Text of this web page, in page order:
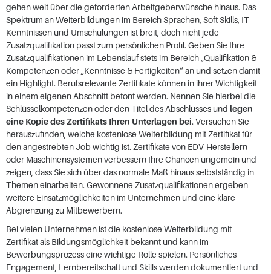
gehen weit über die geforderten Arbeitgeberwünsche hinaus. Das
Spektrum an Weiterbildungen im Bereich Sprachen, Soft Skills, IT-
Kenntnissen und Umschulungen ist breit, doch nicht jede
Zusatzqualifikation passt zum persönlichen Profil. Geben Sie Ihre
Zusatzqualifikationen im Lebenslauf stets im Bereich „Qualifikation &
Kompetenzen oder „Kenntnisse & Fertigkeiten“ an und setzen damit
ein Highlight. Berufsrelevante Zertifikate können in ihrer Wichtigkeit
in einem eigenen Abschnitt betont werden. Nennen Sie hierbei die
Schlüsselkompetenzen oder den Titel des Abschlusses und legen
eine Kopie des Zertifikats Ihren Unterlagen bei. Versuchen Sie
herauszufinden, welche kostenlose Weiterbildung mit Zertifikat für
den angestrebten Job wichtig ist. Zertifikate von EDV-Herstellern
oder Maschinensystemen verbessern Ihre Chancen ungemein und
zeigen, dass Sie sich über das normale Maß hinaus selbstständig in
Themen einarbeiten. Gewonnene Zusatzqualifikationen ergeben
weitere Einsatzmöglichkeiten im Unternehmen und eine klare
Abgrenzung zu Mitbewerbern.
Bei vielen Unternehmen ist die kostenlose Weiterbildung mit
Zertifikat als Bildungsmöglichkeit bekannt und kann im
Bewerbungsprozess eine wichtige Rolle spielen. Persönliches
Engagement, Lernbereitschaft und Skills werden dokumentiert und